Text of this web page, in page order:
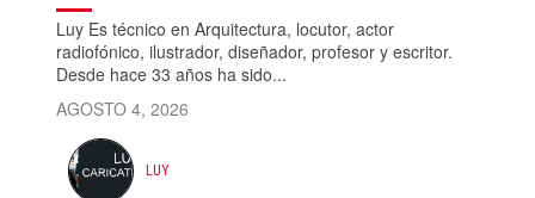
Luy Es técnico en Arquitectura, locutor, actor
radiofónico, ilustrador, diseñador, profesor y escritor.
Desde hace 33 años ha sido...
AGOSTO 4, 2026
LUY